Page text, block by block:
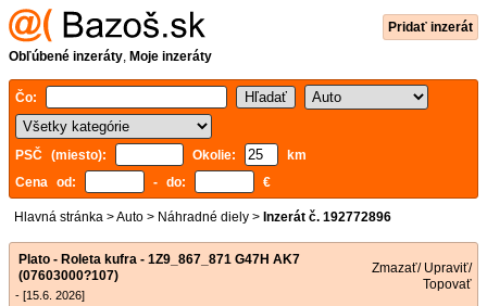
Pridať inzerát
Obľúbené inzeráty, Moje inzeráty
Čo:
PSČ (miesto): Okolie:
km
Cena od:
- do: €
Hlavná stránka >Auto > Náhradné diely > Inzerát č. 192772896
Plato - Roleta kufra - 1Z9_867_871 G47H AK7
(07603000?107)
- [15.6. 2026]
Zmazať/ Upraviť/
Topovať